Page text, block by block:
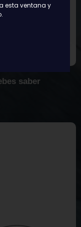
saber
esta ventana y